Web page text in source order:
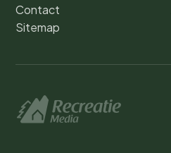
Contact
Sitemap